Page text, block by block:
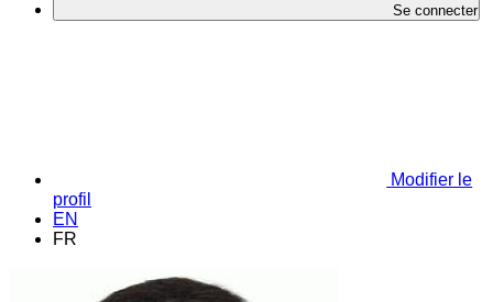
Se connecter
Modifier le
profil
EN
FR